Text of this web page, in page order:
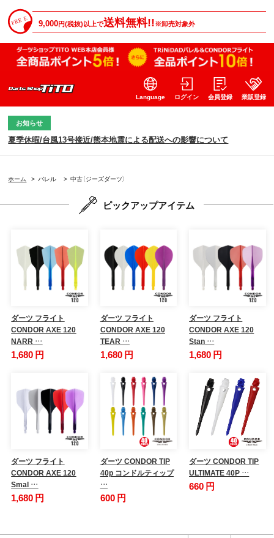
9,000円(税抜)以上で送料無料!!※卸売対象外
Language ログイン 会員登録 業販登録
お知らせ
夏季休暇/台風13号接近/熊本地震による配送への影響について
ホーム > バレル > 中古（ジーズダーツ）
ピックアップアイテム
ダーツ フライト
CONDOR AXE 120
NARR …
1,680 円
ダーツ フライト
CONDOR AXE 120
TEAR …
1,680 円
ダーツ フライト
CONDOR AXE 120
Stan …
1,680 円
ダーツ フライト
CONDOR AXE 120
Smal …
1,680 円
ダーツ CONDOR TIP
40p コンドルティップ
…
600 円
ダーツ CONDOR TIP
ULTIMATE 40P …
660 円